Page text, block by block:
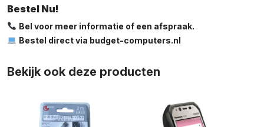
Bestel Nu!
Bel voor meer informatie of een afspraak.
Bestel direct via budget-computers.nl
Bekijk ook deze producten